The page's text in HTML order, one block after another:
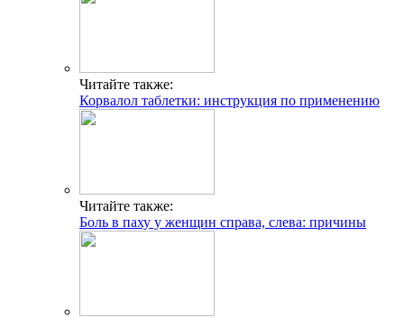
Читайте также:
Корвалол таблетки: инструкция по применению
Читайте также:
Боль в паху у женщин справа, слева: причины